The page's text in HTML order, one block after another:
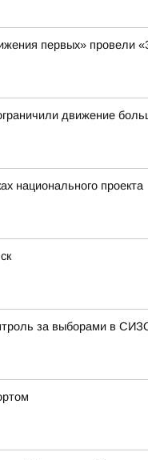
первых» провели
движение
национального проекта
за выборами в